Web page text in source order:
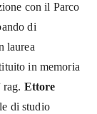
con il Parco
di
laurea
in memoria
rag. Ettore
di studio